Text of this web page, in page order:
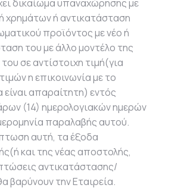
δικαίωμα υπαναχώρησης με
χρημάτων ή αντικατάσταση
προϊόντος με νέο ή
του με άλλο μοντέλο της
σε αντίστοιχη τιμή(για
η επικοινωνία με το
απαραίτητη) εντός
(14) ημερολογιακών ημερών
παραλαβής αυτού.
αυτή, τα έξοδα
και της νέας αποστολής,
αντικατάστασης/
βαρύνουν την Εταιρεία.